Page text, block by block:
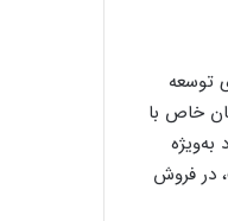
توسعه
خاص با
فضای صنعت فولاد به‌ویژه
در فروش